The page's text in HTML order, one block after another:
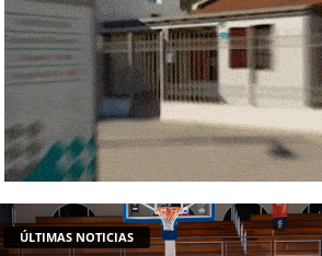
ÚLTIMAS NOTICIAS